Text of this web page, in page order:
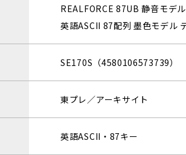
REALFORCE 87UB 静音モデル
英語ASCII 87配列 墨色モデル
SE170S（4580106573739）
東プレ／アーキサイト
英語ASCII・87キー